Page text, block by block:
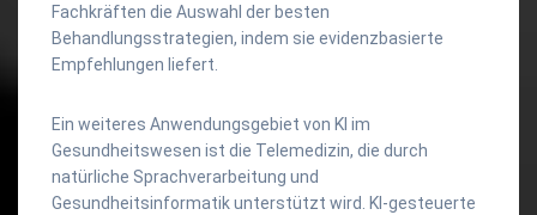
Fachkräften die Auswahl der besten
Behandlungsstrategien, indem sie evidenzbasierte
Empfehlungen liefert.
Ein weiteres Anwendungsgebiet von KI im
Gesundheitswesen ist die Telemedizin, die durch
natürliche Sprachverarbeitung und
Gesundheitsinformatik unterstützt wird. KI-gesteuerte